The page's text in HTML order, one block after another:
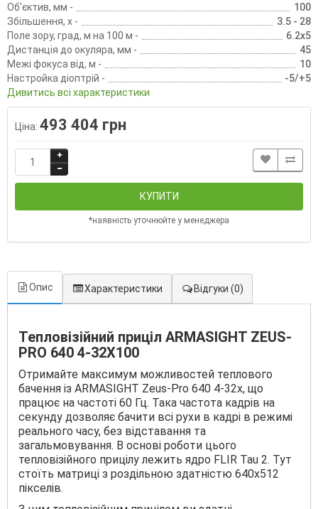
Об'єктив, мм -
100
Збільшення, х -
3.5 - 28
Поле зору, град, м на 100 м -
6.2x5
Дистанція до окуляра, мм -
45
Межі фокуса від, м -
10
Настройка діоптрій -
-5/+5
Дивитись всі характеристики
Ціна: 493 404 грн
КУПИТИ
*наявність уточнюйте у менеджера
Опис Характеристики Відгуки (0)
Тепловізійний приціл ARMASIGHT ZEUS-
PRO 640 4-32X100
Отримайте максимум можливостей теплового
бачення із ARMASIGHT Zeus-Pro 640 4-32x, що
працює на частоті 60 Гц. Така частота кадрів на
секунду дозволяє бачити всі рухи в кадрі в режимі
реального часу, без відставання та
загальмовування. В основі роботи цього
тепловізійного прицілу лежить ядро ​​FLIR Tau 2. Тут
стоїть матриці з роздільною здатністю 640х512
пікселів.